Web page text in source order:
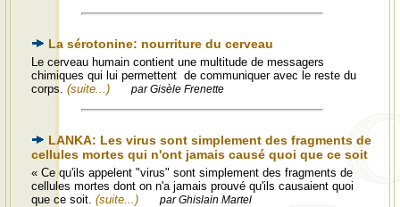
La sérotonine: nourriture du cerveau
Le cerveau humain contient une multitude de messagers
chimiques qui lui permettent de communiquer avec le reste du
corps. (suite...) par Gisèle Frenette
LANKA: Les virus sont simplement des fragments de
cellules mortes qui n'ont jamais causé quoi que ce soit
« Ce qu'ils appelent "virus" sont simplement des fragments de
cellules mortes dont on n'a jamais prouvé qu'ils causaient quoi
que ce soit. (suite...) par Ghislain Martel